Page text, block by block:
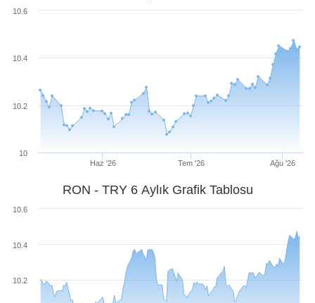
Haz '26 Tem '26 Ağu '26
10
10.2
10.4
10.6
RON - TRY 6 Aylık Grafik Tablosu
10.2
10.4
10.6